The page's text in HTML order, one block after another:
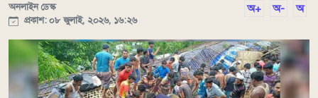
অনলাইন ডেস্ক
প্রকাশ: ০৮ জুলাই, ২০২৬, ১৬:২৬
অ+ অ- অ